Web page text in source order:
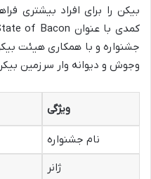
بیکن را برای افراد بیشتری
جشنواره و با همکاری هیئت
وجوش و دیوانه وار سرزمین
ویژگی
نام جشنواره
ژانر